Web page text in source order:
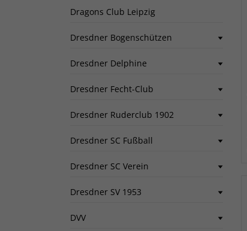
Dragons Club Leipzig
Dresdner Bogenschützen
Dresdner Delphine
Dresdner Fecht-Club
Dresdner Ruderclub 1902
Dresdner SC Fußball
Dresdner SC Verein
Dresdner SV 1953
DVV